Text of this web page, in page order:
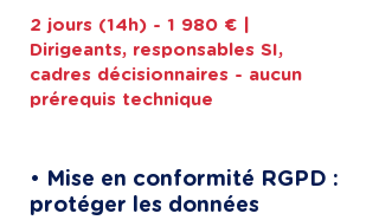
2 jours (14h) - 1 980 € |
Dirigeants, responsables SI,
cadres décisionnaires - aucun
prérequis technique
• Mise en conformité RGPD :
protéger les données